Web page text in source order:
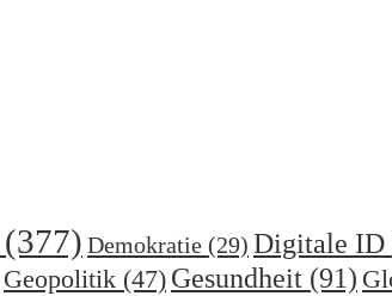
(377) Demokratie (29) Digitale ID
Geopolitik (47) Gesundheit (91)